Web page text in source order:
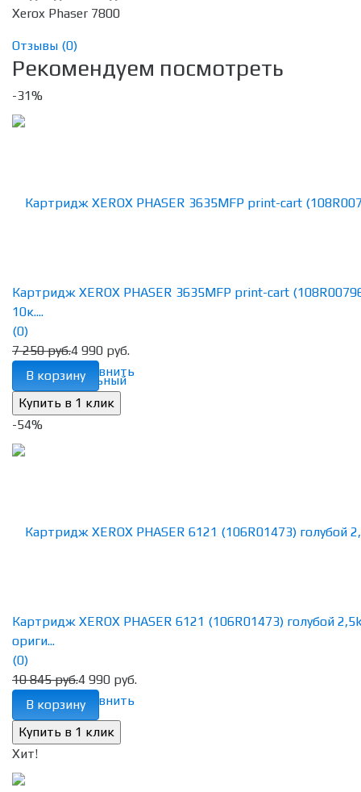
Xerox Phaser 7800
Отзывы (0)
Рекомендуем посмотреть
-31%
избранное сравнить
Картридж XEROX PHASER 3635MFP print-cart
10к....
(0)
7 250 руб.4 990 руб.
В корзину
-54%
избранное сравнить
Картридж XEROX PHASER 6121 (106R01473) голубой
ориги...
(0)
10 845 руб.4 990 руб.
В корзину
Хит!